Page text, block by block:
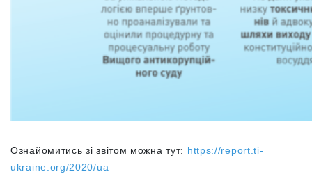
Ознайомитись зі звітом можна тут: https://report.ti-
ukraine.org/2020/ua